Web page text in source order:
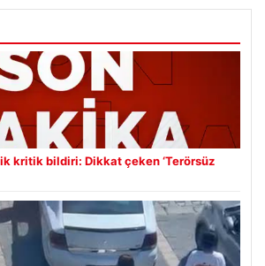
kritik bildiri: Dikkat çeken ‘Terörsüz